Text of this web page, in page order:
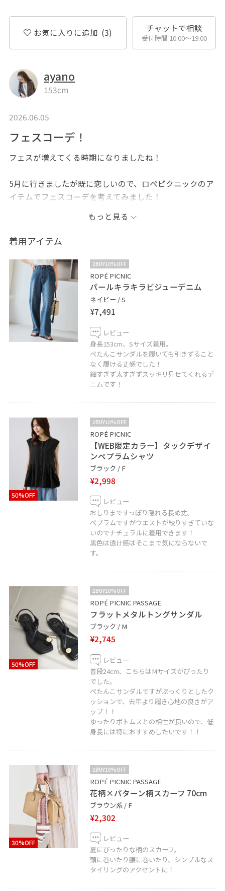
お気に入りに追加 (3) チャットで相談
受付時間 10:00〜19:00
ayano
153cm
2026.06.05
フェスコーデ！
フェスが増えてくる時期になりましたね！
5月に行きましたが既に恋しいので、ロペピクニックのア
イテムでフェスコーデを考えてみました！
ノースリーブシャツとキラキラががついたデニムで
キレイめ要素もありつつリラックスした印象に。
夏にぴったりなスカーフを肩に巻いてアクセントに！
大きめなバッグは羽織も買ったものも全部入っちゃいま
す！
ぜひ店頭にてお試しくださいね！
もっと見る
着用アイテム
2BUY10%OFF
ROPÉ PICNIC
パールキラキラビジューデニム
ネイビー / S
¥7,491
レビュー
身長153cm、Sサイズ着用。
ぺたんこサンダルを履いても引きずること
なく履ける丈感でした！
細すぎず太すぎずスッキリ見せてくれるデ
ニムです！
50%OFF
2BUY10%OFF
ROPÉ PICNIC
【WEB限定カラー】タックデザイ
ンペプラムシャツ
ブラック / F
¥2,998
レビュー
おしりまですっぽり隠れる長め丈。
ペプラムですがウエストが絞りすぎていな
いのでナチュラルに着用できます！
黒色は透け感はそこまで気にならないで
す。
50%OFF
2BUY10%OFF
ROPÉ PICNIC PASSAGE
フラットメタルトングサンダル
ブラック / M
¥2,745
レビュー
普段24cm、こちらはMサイズがぴったり
でした。
ぺたんこサンダルですがぷっくりとしたク
ッションで、去年より履き心地の良さがア
ップ！！
ゆったりボトムスとの相性が良いので、低
身長には特におすすめしたいです！！
30%OFF
2BUY10%OFF
ROPÉ PICNIC PASSAGE
花柄×パターン柄スカーフ 70cm
ブラウン系 / F
¥2,302
レビュー
夏にぴったりな柄のスカーフ。
頭に巻いたり腰に巻いたり、シンプルなス
タイリングのアクセントに！